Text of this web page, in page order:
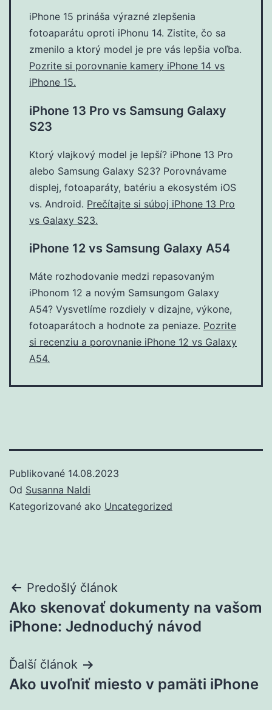
iPhone 15 prináša výrazné zlepšenia
fotoaparátu oproti iPhonu 14. Zistite, čo sa
zmenilo a ktorý model je pre vás lepšia voľba.
Pozrite si porovnanie kamery iPhone 14 vs
iPhone 15.
iPhone 13 Pro vs Samsung Galaxy
S23
Ktorý vlajkový model je lepší? iPhone 13 Pro
alebo Samsung Galaxy S23? Porovnávame
displej, fotoaparáty, batériu a ekosystém iOS
vs. Android. Prečítajte si súboj iPhone 13 Pro
vs Galaxy S23.
iPhone 12 vs Samsung Galaxy A54
Máte rozhodovanie medzi repasovaným
iPhonom 12 a novým Samsungom Galaxy
A54? Vysvetlíme rozdiely v dizajne, výkone,
fotoaparátoch a hodnote za peniaze. Pozrite
si recenziu a porovnanie iPhone 12 vs Galaxy
A54.
Publikované 14.08.2023
Od Susanna Naldi
Kategorizované ako Uncategorized
Post
navigation
Predošlý článok
Ako skenovať dokumenty na vašom
iPhone: Jednoduchý návod
Ďalší článok
Ako uvoľniť miesto v pamäti iPhone